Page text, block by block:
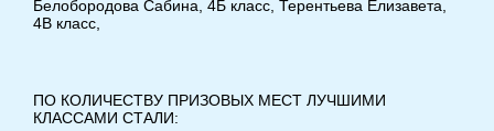
Белобородова Сабина, 4Б класс, Терентьева Елизавета,
4В класс,
ПО КОЛИЧЕСТВУ ПРИЗОВЫХ МЕСТ ЛУЧШИМИ
КЛАССАМИ СТАЛИ: